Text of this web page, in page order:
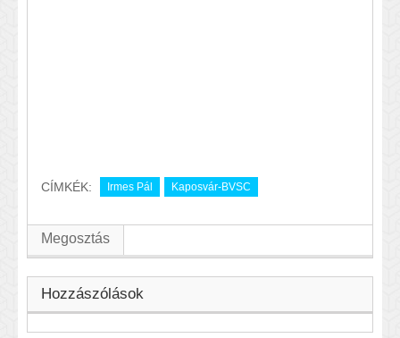
CÍMKÉK: Irmes Pál Kaposvár-BVSC
Megosztás
Hozzászólások